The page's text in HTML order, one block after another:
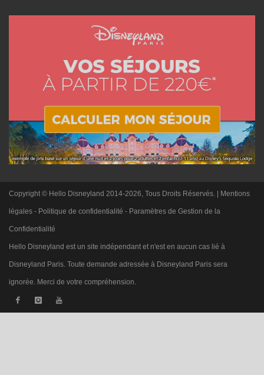
Copyright © Hello Disneyland 2014-2026, Tous Droits Réservés. | Mentions
légales - Politique de confidentialité - Paramètres de Gestion de la
Confidentialité
Hello Disneyland est un site indépendant et n'est en aucun cas lié à
Disneyland Paris. Toute demande adressée à Disneyland Paris sera
ignorée. Merci de votre compréhension.